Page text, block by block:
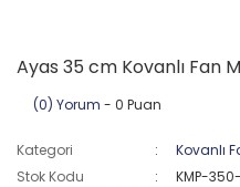
Ayas 35 cm Kovanlı Fan
(0) Yorum - 0 Puan
Kategori
Kovanlı
Stok Kodu
KMP-